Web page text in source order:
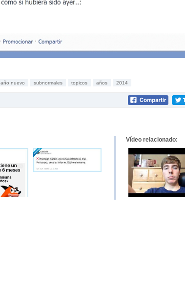
año nuevo subnormales topicos años 2014
Vídeo relacionado: